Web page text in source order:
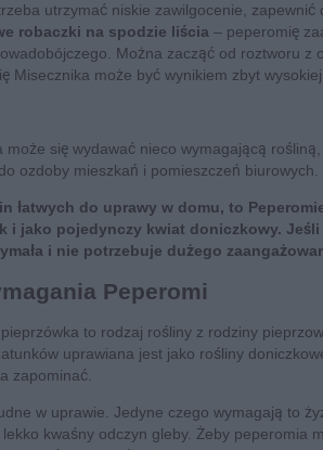
utrzymać niskie zawilgocenie,
robaczki na spodzie liścia – peperomię
Można zacząć od roztworu
Misecznika może być wynikiem zbyt
może się wydawać nieco wymagającą
ozdoby mieszkań i pomieszczeń biurowych.
łatwych do uprawy w domu, to
i jako pojedynczy kwiat doniczkowy.
i nie potrzebuje dużego
Peperomi
to rodzaj rośliny z rodziny
uprawiana jest jako rośliny
zapominać.
w uprawie. Jedyne czego wymagają to
kwaśny odczyn gleby. Żeby peperomia